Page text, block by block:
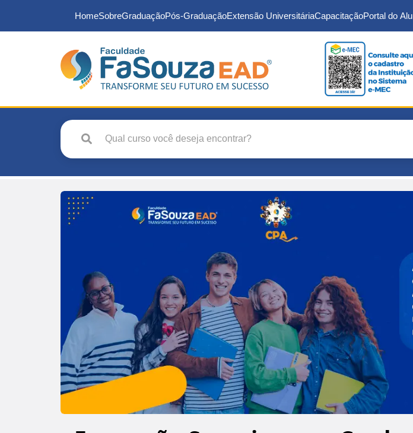
HomeSobreGraduaçãoPós-GraduaçãoExtensão UniversitáriaCapacitaçãoPortal do